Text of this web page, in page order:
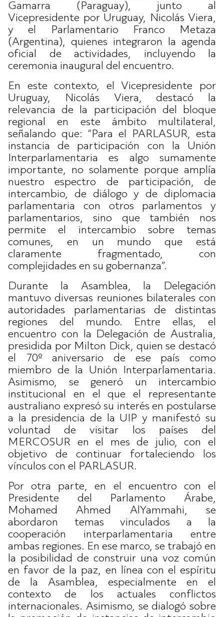
Gamarra (Paraguay), junto al
Vicepresidente por Uruguay, Nicolás Viera,
y el Parlamentario Franco Metaza
(Argentina), quienes integraron la agenda
oficial de actividades, incluyendo la
ceremonia inaugural del encuentro.
En este contexto, el Vicepresidente por
Uruguay, Nicolás Viera, destacó la
relevancia de la participación del bloque
regional en este ámbito multilateral,
señalando que: “Para el PARLASUR, esta
instancia de participación con la Unión
Interparlamentaria es algo sumamente
importante, no solamente porque amplía
nuestro espectro de participación, de
intercambio, de diálogo y de diplomacia
parlamentaria con otros parlamentos y
parlamentarios, sino que también nos
permite el intercambio sobre temas
comunes, en un mundo que está
claramente fragmentado, con
complejidades en su gobernanza”.
Durante la Asamblea, la Delegación
mantuvo diversas reuniones bilaterales con
autoridades parlamentarias de distintas
regiones del mundo. Entre ellas, el
encuentro con la Delegación de Australia,
presidida por Milton Dick, quien se destacó
el 70º aniversario de ese país como
miembro de la Unión Interparlamentaria.
Asimismo, se generó un intercambio
institucional en el que el representante
australiano expresó su interés en postularse
a la presidencia de la UIP y manifestó su
voluntad de visitar los países del
MERCOSUR en el mes de julio, con el
objetivo de continuar fortaleciendo los
vínculos con el PARLASUR.
Por otra parte, en el encuentro con el
Presidente del Parlamento Árabe,
Mohamed Ahmed AlYammahi, se
abordaron temas vinculados a la
cooperación interparlamentaria entre
ambas regiones. En ese marco, se trabajó en
la posibilidad de construir una voz común
en favor de la paz, en línea con el espíritu
de la Asamblea, especialmente en el
contexto de los actuales conflictos
internacionales. Asimismo, se dialogó sobre